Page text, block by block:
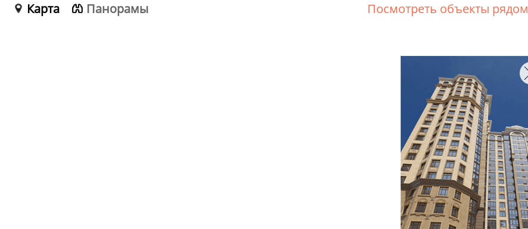
Карта
Панорамы Посмотреть объекты рядом